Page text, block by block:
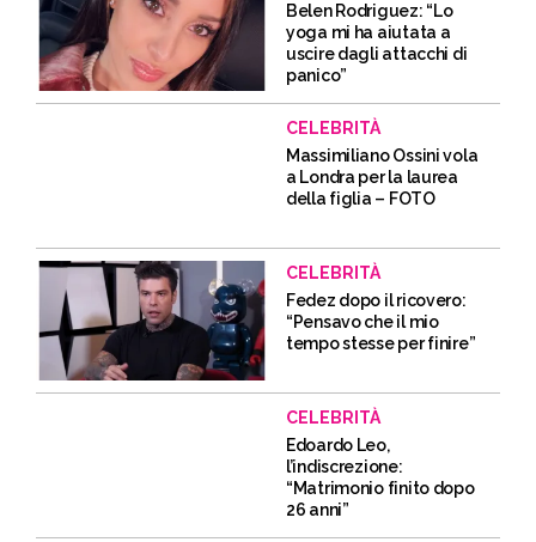
Belen Rodriguez: “Lo
yoga mi ha aiutata a
uscire dagli attacchi di
panico”
CELEBRITÀ
Massimiliano Ossini vola
a Londra per la laurea
della figlia – FOTO
CELEBRITÀ
Fedez dopo il ricovero:
“Pensavo che il mio
tempo stesse per finire”
CELEBRITÀ
Edoardo Leo,
l’indiscrezione:
“Matrimonio finito dopo
26 anni”